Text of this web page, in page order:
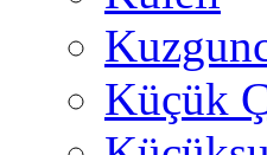
Küçük